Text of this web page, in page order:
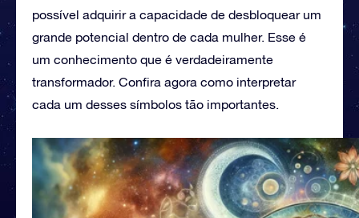
possível adquirir a capacidade de desbloquear um
grande potencial dentro de cada mulher. Esse é
um conhecimento que é verdadeiramente
transformador. Confira agora como interpretar
cada um desses símbolos tão importantes.